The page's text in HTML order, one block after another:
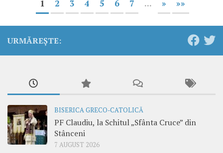
1 2 3 4 5 6 7 ... » »»
URMĂREȘTE:
BISERICA GRECO-CATOLICĂ
PF Claudiu, la Schitul „Sfânta Cruce” din
Stânceni
7 AUGUST 2026